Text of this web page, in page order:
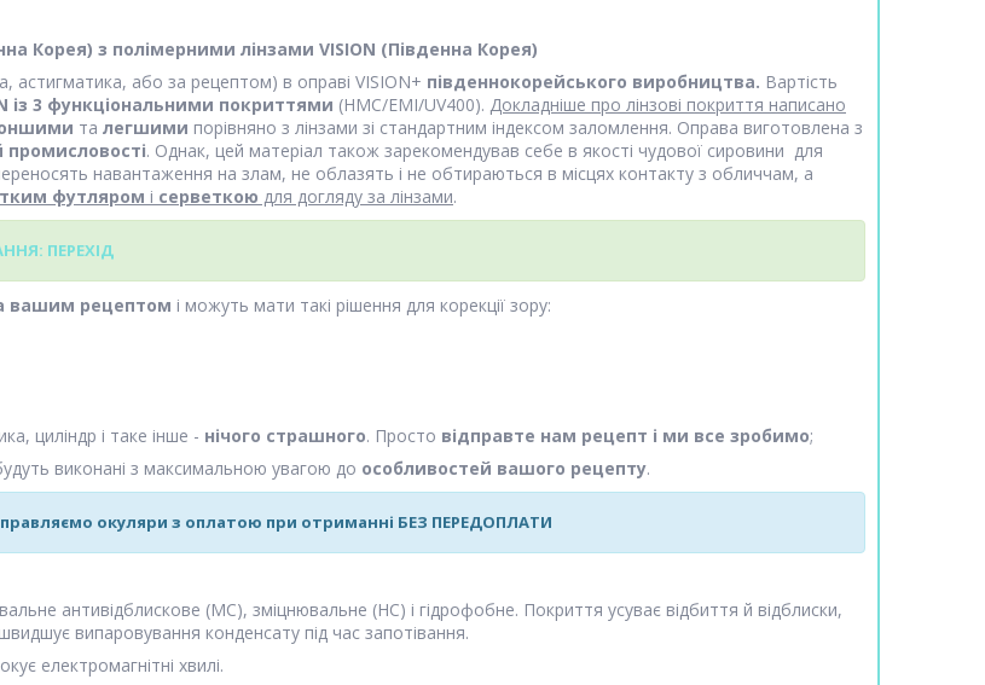
Корея) з полімерними лінзами VISION (Південна Корея)
астигматика, або за рецептом) в оправі VISION+ південнокорейського виробництва. Вартість
із 3 функціональними покриттями (HMC/EMI/UV400). Докладніше про лінзові покриття написано
та легшими порівняно з лінзами зі стандартним індексом заломлення. Оправа виготовлена з
промисловості. Однак, цей матеріал також зарекомендував себе в якості чудової сировини для
навантаження на злам, не облазять і не обтираються в місцях контакту з обличчам, а
футляром і серветкою для догляду за лінзами.
ПЕРЕХІД
вашим рецептом і можуть мати такі рішення для корекції зору:
циліндр і таке інше - нічого страшного. Просто відправте нам рецепт і ми все зробимо;
виконані з максимальною увагою до особливостей вашого рецепту.
окуляри з оплатою при отриманні БЕЗ ПЕРЕДОПЛАТИ
антивідблискове (MC), зміцнювальне (HC) і гідрофобне. Покриття усуває відбиття й відблиски,
випаровування конденсату під час запотівання.
електромагнітні хвилі.